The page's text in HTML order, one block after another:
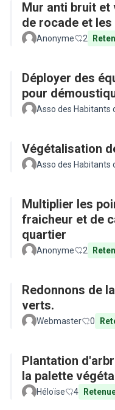
Mur anti bruit
de rocade et
Anonyme 2
Déployer des
pour
Asso des Habitants
Végétalisation
Asso des Habitants
Multiplier les
fraicheur et de
quartier
Anonyme 2
Redonnons de
verts.
Webmaster 0
Plantation
la palette
Héloïse 4